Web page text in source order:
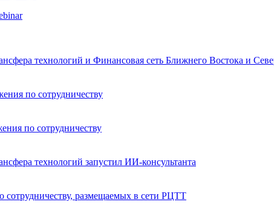
технологий и Финансовая сеть Ближнего Востока и
по сотрудничеству
по сотрудничеству
технологий запустил ИИ-консультанта
сотрудничеству, размещаемых в сети РЦТТ